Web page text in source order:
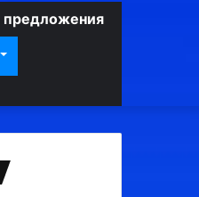
предложения